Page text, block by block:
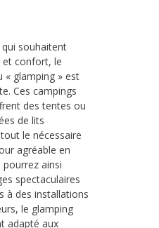
souhaitent
et confort, le
« glamping » est
Ces campings
des tentes ou
de lits
le nécessaire
agréable en
pourrez ainsi
spectaculaires
à des installations
le glamping
adapté aux